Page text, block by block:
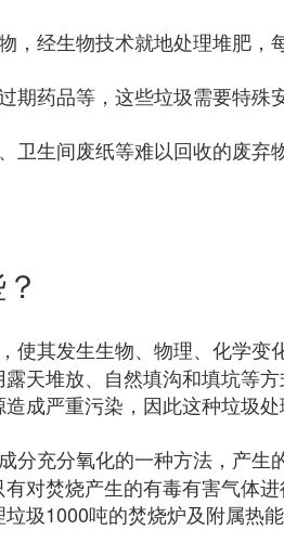
经生物技术就地处理堆肥，
药品等，这些垃圾需要特殊
卫生间废纸等难以回收的废弃
使其发生生物、物理、化学变
天堆放、自然填沟和填坑等方
成严重污染，因此这种垃圾处
分充分氧化的一种方法，产生
对焚烧产生的有毒有害气体
圾1000吨的焚烧炉及附属热